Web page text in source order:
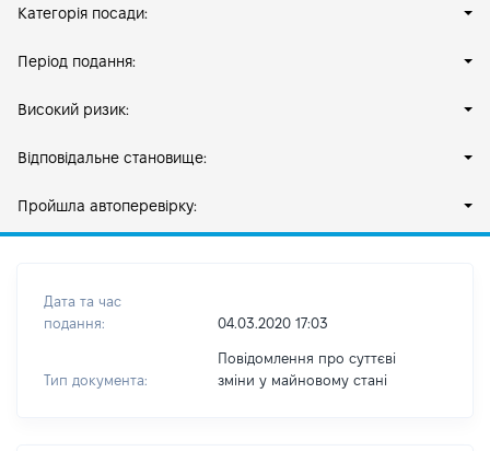
Категорія посади:
Період подання:
Високий ризик:
Відповідальне становище:
Пройшла автоперевірку:
Дата та час
подання:
04.03.2020 17:03
Тип документа:
Повідомлення про суттєві
зміни y майновому стані